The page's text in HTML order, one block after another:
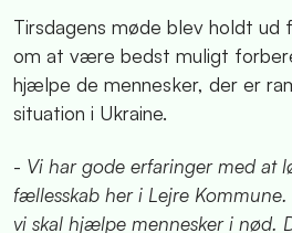
Tirsdagens møde blev holdt
om at være bedst muligt
hjælpe de mennesker, der er
situation i Ukraine.
- Vi har gode erfaringer med at
fællesskab her i Lejre
vi skal hjælpe mennesker i nød.